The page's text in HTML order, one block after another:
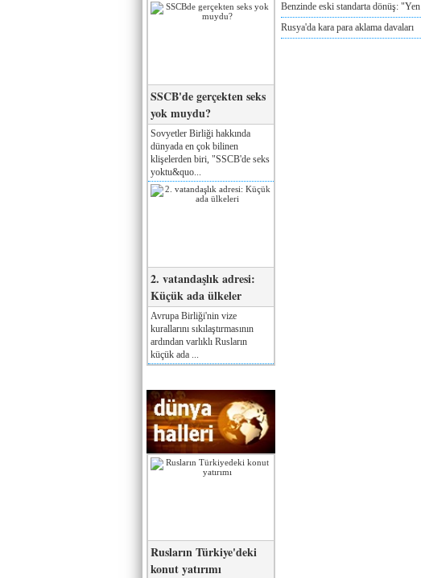
SSCB'de gerçekten seks
yok muydu?
Sovyetler Birliği hakkında
dünyada en çok bilinen
klişelerden biri, "SSCB'de seks
yoktu&quo...
2. vatandaşlık adresi:
Küçük ada ülkeler
Avrupa Birliği'nin vize
kurallarını sıkılaştırmasının
ardından varlıklı Rusların
küçük ada ...
Rusların Türkiye'deki
konut yatırımı
Benzinde eski standarta dönüş: "Yen
Rusya'da kara para aklama davaları